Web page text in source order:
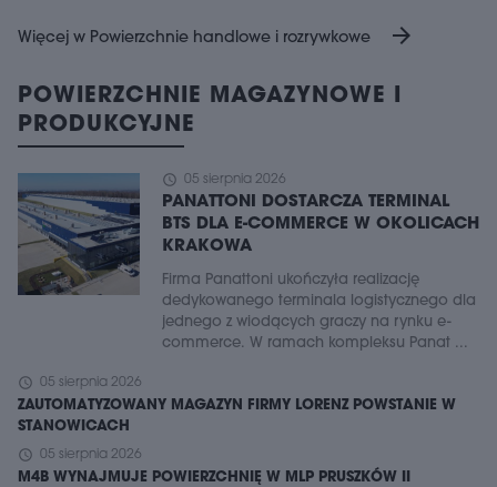
Więcej w Powierzchnie handlowe i rozrywkowe arrow_forward
POWIERZCHNIE MAGAZYNOWE I
PRODUKCYJNE
schedule 05 sierpnia 2026
PANATTONI DOSTARCZA TERMINAL
BTS DLA E-COMMERCE W OKOLICACH
KRAKOWA
Firma Panattoni ukończyła realizację
dedykowanego terminala logistycznego dla
jednego z wiodących graczy na rynku e-
commerce. W ramach kompleksu Panat ...
schedule 05 sierpnia 2026
ZAUTOMATYZOWANY MAGAZYN FIRMY LORENZ POWSTANIE W
STANOWICACH
schedule 05 sierpnia 2026
M4B WYNAJMUJE POWIERZCHNIĘ W MLP PRUSZKÓW II